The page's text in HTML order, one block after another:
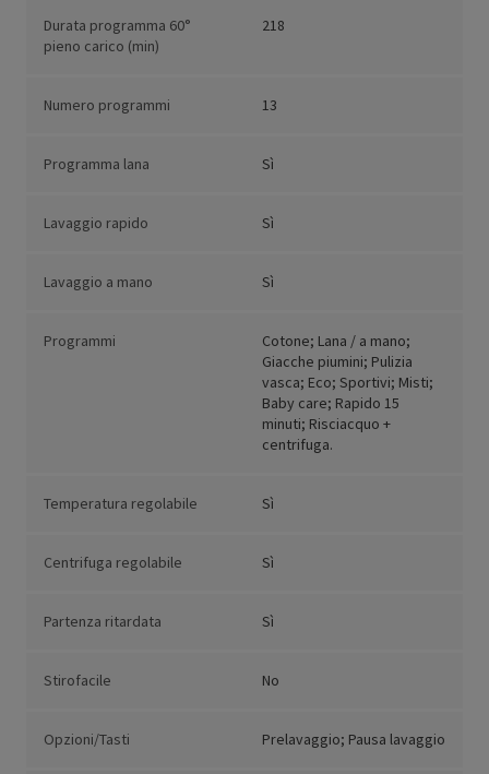
Durata programma 60°
pieno carico (min)
218
Numero programmi 13
Programma lana Sì
Lavaggio rapido Sì
Lavaggio a mano Sì
Programmi
Cotone; Lana / a mano;
Giacche piumini; Pulizia
vasca; Eco; Sportivi; Misti;
Baby care; Rapido 15
minuti; Risciacquo +
centrifuga.
Temperatura regolabile Sì
Centrifuga regolabile Sì
Partenza ritardata Sì
Stirofacile No
Opzioni/Tasti Prelavaggio; Pausa lavaggio